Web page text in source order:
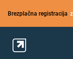
Brezplačna registracija